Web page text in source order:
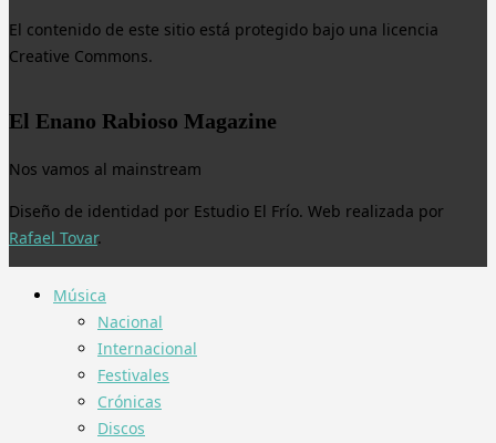
El contenido de este sitio está protegido bajo una licencia
Creative Commons.
El Enano Rabioso Magazine
Nos vamos al mainstream
Diseño de identidad por Estudio El Frío. Web realizada por
Rafael Tovar.
Música
Nacional
Internacional
Festivales
Crónicas
Discos